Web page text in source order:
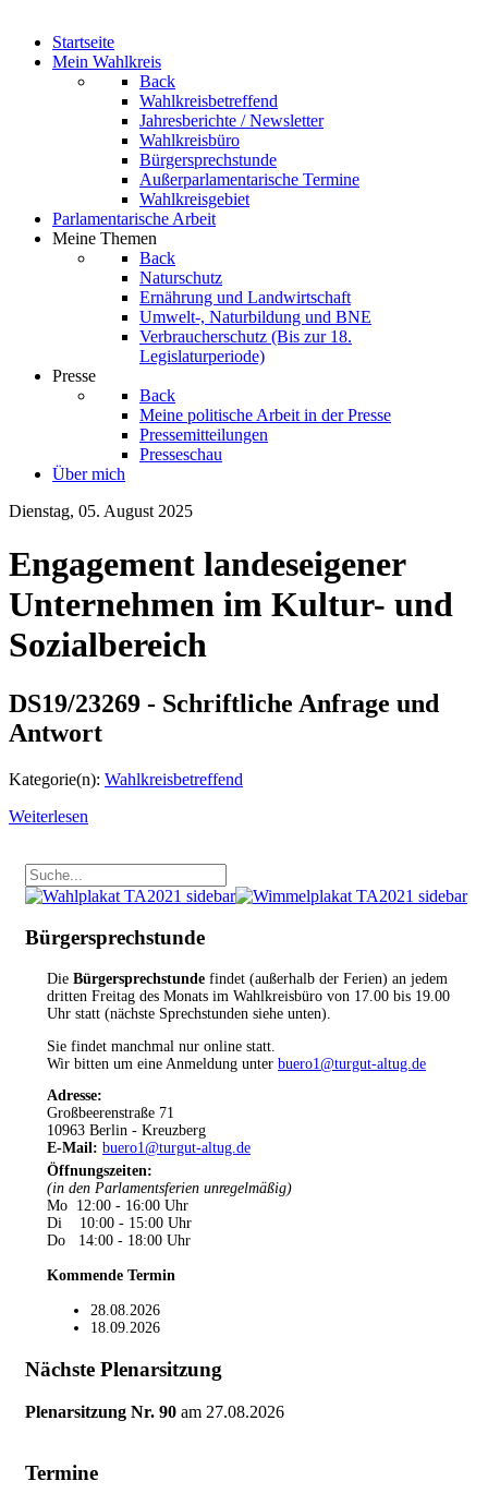
Startseite
Mein Wahlkreis
Back
Wahlkreisbetreffend
Jahresberichte / Newsletter
Wahlkreisbüro
Bürgersprechstunde
Außerparlamentarische Termine
Wahlkreisgebiet
Parlamentarische Arbeit
Meine Themen
Back
Naturschutz
Ernährung und Landwirtschaft
Umwelt-, Naturbildung und BNE
Verbraucherschutz (Bis zur 18.
Legislaturperiode)
Presse
Back
Meine politische Arbeit in der Presse
Pressemitteilungen
Presseschau
Über mich
Dienstag, 05. August 2025
Engagement landeseigener
Unternehmen im Kultur- und
Sozialbereich
DS19/23269 - Schriftliche Anfrage und
Antwort
Kategorie(n): Wahlkreisbetreffend
Weiterlesen
Bürgersprechstunde
Die Bürgersprechstunde findet (außerhalb der Ferien) an jedem
dritten Freitag des Monats im Wahlkreisbüro von 17.00 bis 19.00
Uhr statt (nächste Sprechstunden siehe unten).
Sie findet manchmal nur online statt.
Wir bitten um eine Anmeldung unter buero1@turgut-altug.de
Adresse:
Großbeerenstraße 71
10963 Berlin - Kreuzberg
E-Mail: buero1@turgut-altug.de
Öffnungszeiten:
(in den Parlamentsferien unregelmäßig)
Mo 12:00 - 16:00 Uhr
Di 10:00 - 15:00 Uhr
Do 14:00 - 18:00 Uhr
Kommende Termin
28.08.2026
18.09.2026
Nächste Plenarsitzung
Plenarsitzung Nr. 90 am 27.08.2026
Termine